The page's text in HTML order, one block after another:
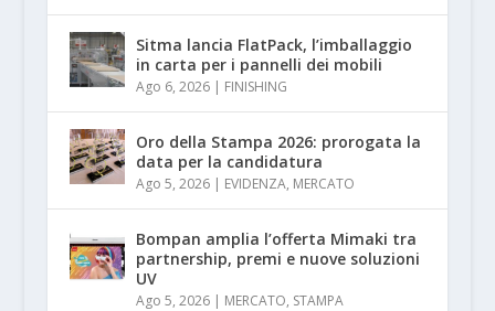
Sitma lancia FlatPack, l’imballaggio
in carta per i pannelli dei mobili
Ago 6, 2026| FINISHING
Oro della Stampa 2026: prorogata la
data per la candidatura
Ago 5, 2026| EVIDENZA, MERCATO
Bompan amplia l’offerta Mimaki tra
partnership, premi e nuove soluzioni
UV
Ago 5, 2026| MERCATO, STAMPA